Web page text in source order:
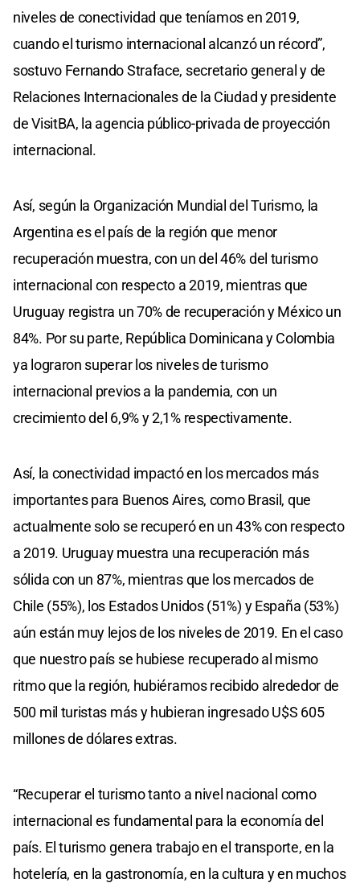
niveles de conectividad que teníamos en 2019,
cuando el turismo internacional alcanzó un récord”,
sostuvo Fernando Straface, secretario general y de
Relaciones Internacionales de la Ciudad y presidente
de VisitBA, la agencia público-privada de proyección
internacional.
Así, según la Organización Mundial del Turismo, la
Argentina es el país de la región que menor
recuperación muestra, con un del 46% del turismo
internacional con respecto a 2019, mientras que
Uruguay registra un 70% de recuperación y México un
84%. Por su parte, República Dominicana y Colombia
ya lograron superar los niveles de turismo
internacional previos a la pandemia, con un
crecimiento del 6,9% y 2,1% respectivamente.
Así, la conectividad impactó en los mercados más
importantes para Buenos Aires, como Brasil, que
actualmente solo se recuperó en un 43% con respecto
a 2019. Uruguay muestra una recuperación más
sólida con un 87%, mientras que los mercados de
Chile (55%), los Estados Unidos (51%) y España (53%)
aún están muy lejos de los niveles de 2019. En el caso
que nuestro país se hubiese recuperado al mismo
ritmo que la región, hubiéramos recibido alrededor de
500 mil turistas más y hubieran ingresado U$S 605
millones de dólares extras.
“Recuperar el turismo tanto a nivel nacional como
internacional es fundamental para la economía del
país. El turismo genera trabajo en el transporte, en la
hotelería, en la gastronomía, en la cultura y en muchos